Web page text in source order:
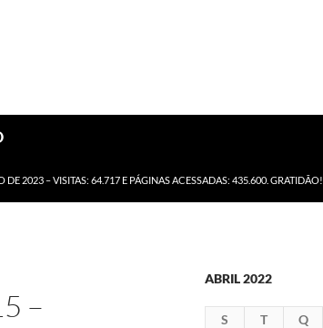
2023 – VISITAS: 64.717 E PÁGINAS ACESSADAS: 435.600. GRATIDÃO!
–
ABRIL 2022
S T Q